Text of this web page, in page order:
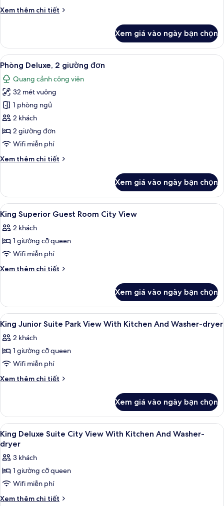
king
Xem thêm chi tiết
Chi
Phòng
Deluxe,
1
giường
cỡ
king
Xem giá vào ngày bạn chọn
Xem
tất
cả
ảnh
Phòng
Deluxe,
2
giường
Phòng Deluxe, 2 giường đơn |
12
Phòng Deluxe, 2 giường đơn
Quang cảnh công viên
32 mét vuông
1 phòng ngủ
2 khách
2 giường đơn
Wifi miễn phí
Xem thêm chi tiết
Chi
Phòng
Deluxe,
2
giường
đơn
Xem giá vào ngày bạn chọn
Xem
tất
cả
ảnh
King
Superior
City
View
Minibar, két bảo mật tại phòng, bàn
6
King Superior Guest Room City View
2 khách
1 giường cỡ queen
Wifi miễn phí
Xem thêm chi tiết
Chi
King
Superior
Guest
Room
City
View
Xem giá vào ngày bạn chọn
Xem
tất
cả
ảnh
King
Junior
View
With
Kitchen
And
Washer-
dryer
Minibar, két bảo mật tại phòng, bàn
8
King Junior Suite Park View With Kitchen And Washer-dryer
2 khách
1 giường cỡ queen
Wifi miễn phí
Xem thêm chi tiết
Chi
King
Junior
Suite
Park
View
With
Kitchen
Washer-
dryer
Xem giá vào ngày bạn chọn
Xem
tất
cả
ảnh
King
Deluxe
Suite
Minibar, két bảo mật tại phòng, bàn
7
King Deluxe Suite City View With Kitchen And Washer-
dryer
3 khách
1 giường cỡ queen
Wifi miễn phí
Xem thêm chi tiết
Chi